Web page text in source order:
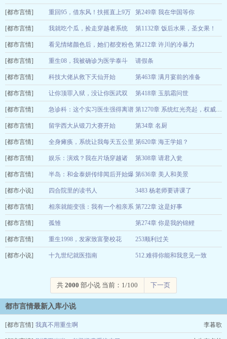
人间初秋
[都市言情] 重回95，借东风！扶摇直上9万
里！
第249章 我在华国等你
千年星云 08-08
[都市言情] 我就吃个瓜，捡走穿越者系统 第1132章 饭后水果，圣女果！
半步年华
[都市言情] 看见情绪颜色后，她们都变粉色
了
第212章 许川的冷暴力
[都市言情] 重生08，我被确诊为医学泰斗 请假条
忧伤的饭饭
[都市言情] 科技大佬从救下天仙开始 第463章 满月宴前的准备
妖皇殿的白马义
从
[都市言情] 让你顶罪入狱，没让你医武双
绝！
第418章 玉肌霜问世
司徒长卿 08-08
[都市言情] 急诊科：这个实习医生强得离谱 第1270章 系统红光亮起，权威方案藏着致命盲区
雪梨炖奶
[都市言情] 留学西大从锻刀大赛开始 第34章 名厨
作家ZpNJ2u
[都市言情] 全身瘫痪，系统让我每天五公里 第620章 海王学姐？
文字是毒
[都市言情] 娱乐：演戏？我在片场穿越诸
天！
第308章 请君入瓮
大器晚成的嘎
[都市言情] 半岛：和金泰妍传绯闻后开始爆
火
第636章 美人和美景
半见花开
[都市小说] 四合院里的读书人 3483 杨老师要讲课了
八零阿涛
[都市言情] 相亲就能变强：我有一个相亲系
统
第722章 这是好事
风中有你的叹息
[都市言情] 孤雏 第274章 你是我的锦鲤
珠珠女孩
[都市言情] 重生1998，发家致富娶校花 253顺利过关
枕风慕夏
[都市小说] 十九世纪就医指南 512.难得你能和我意见一致
共 2000 部小说 当前：1/100 下一页
都市言情最新入库小说
[都市言情] 我真不用重生啊 李暮歌